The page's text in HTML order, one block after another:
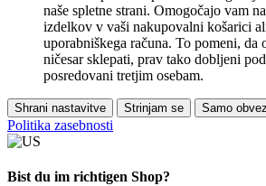
naše spletne strani. Omogočajo vam
izdelkov v vaši nakupovalni košarici
uporabniškega računa. To pomeni, da
ničesar sklepati, prav tako dobljeni
posredovani tretjim osebam.
Shrani nastavitve Strinjam se Samo
Politika zasebnosti
Bist du im richtigen Shop?